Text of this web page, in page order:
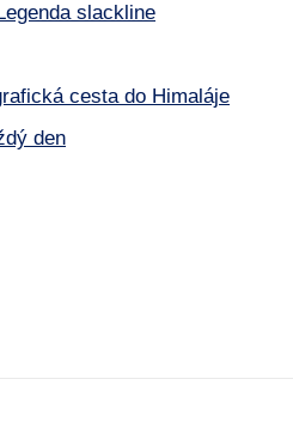
slackline
cesta do Himaláje
den